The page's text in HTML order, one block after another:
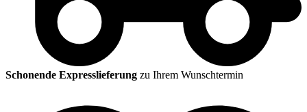
Schonende Expresslieferung zu Ihrem Wunschtermin